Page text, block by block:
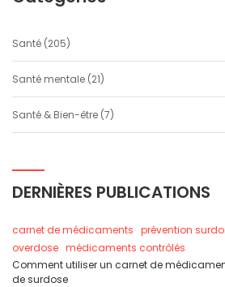
Santé (205)
Santé mentale (21)
Santé & Bien-être (7)
DERNIÈRES PUBLICATIONS
carnet de médicaments prévention
overdose médicaments contrôlés
Comment utiliser un carnet de
de surdose